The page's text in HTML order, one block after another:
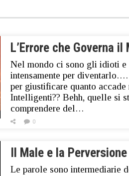
L’Errore che Governa il
Nel mondo ci sono gli idioti e
intensamente per
per giustificare quanto
Intelligenti?? Behh, quelle si
comprendere del…
0
Il Male e la
Le parole sono intermediarie